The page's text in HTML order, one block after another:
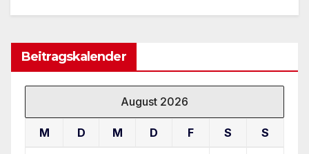
Beitragskalender
August 2026
M D M D F S S